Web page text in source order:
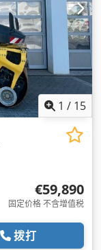
1 / 15
€59,890
固定价格 不含增值税
拨打